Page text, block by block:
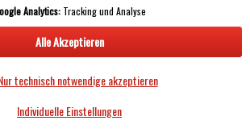
sich hauptsächlich an gewerbliche Kunden, alle Preise
zzgl. MwSt. und Versand!
© Airless Experts - Alle Rechte vorbehalten
Analytics:Tracking und Analyse
Individuelle Einstellungen
technisch notwendige akzeptieren
Alle Akzeptieren